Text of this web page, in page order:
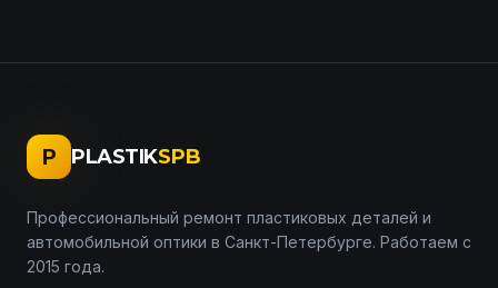
P PLASTIKSPB
Профессиональный ремонт пластиковых деталей и
автомобильной оптики в Санкт-Петербурге. Работаем с
2015 года.